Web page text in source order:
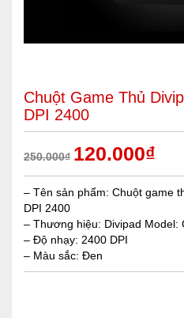
Chuột Game Thủ
DPI 2400
250.000₫ 120.000₫
– Tên sản phẩm: Chuột game
DPI 2400
– Thương hiệu: Divipad Model:
– Độ nhạy: 2400 DPI
– Màu sắc: Đen